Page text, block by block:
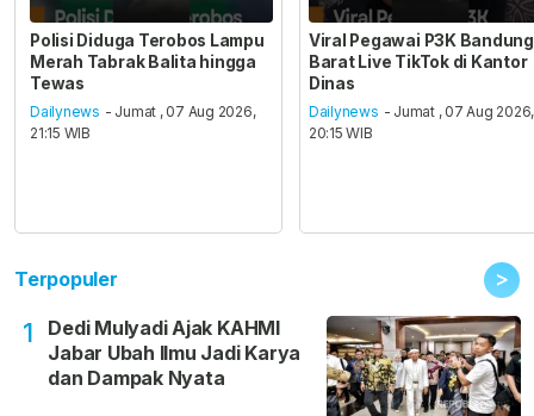
Polisi Diduga Terobos Lampu
Merah Tabrak Balita hingga
Tewas
Dailynews - Jumat , 07 Aug 2026,
21:15 WIB
Viral Pegawai P3K Bandung
Barat Live TikTok di Kantor
Dinas
Dailynews - Jumat , 07 Aug 2026,
20:15 WIB
Terpopuler >
1
Dedi Mulyadi Ajak KAHMI
Jabar Ubah Ilmu Jadi Karya
dan Dampak Nyata